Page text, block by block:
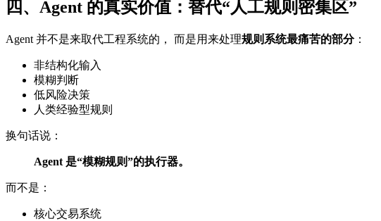
四、Agent 的真实价值：替代“人工规则密集区”
Agent 并不是来取代工程系统的， 而是用来处理规则系统最痛苦的部分：
非结构化输入
模糊判断
低风险决策
人类经验型规则
换句话说：
Agent 是“模糊规则”的执行器。
而不是：
核心交易系统